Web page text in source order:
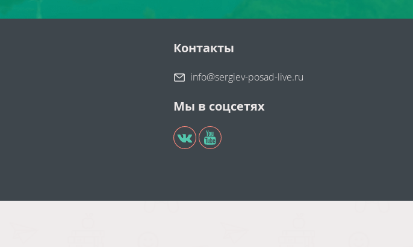
Контакты
info@sergiev-posad-live.ru
Мы в соцсетях